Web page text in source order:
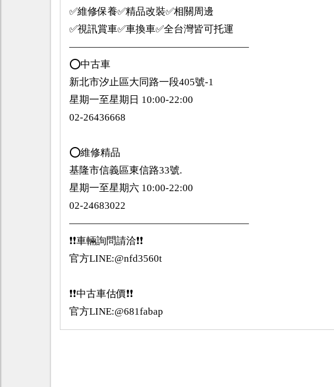
✅維修保養✅精品改裝✅相關周邊
✅視訊賞車✅車換車✅全台灣皆可托運
——————————————————
⭕️中古車
新北市汐止區大同路一段405號-1
星期一至星期日 10:00-22:00
02-26436668
⭕️維修精品
基隆市信義區東信路33號.
星期一至星期六 10:00-22:00
02-24683022
——————————————————
❗️❗️車輛詢問請洽❗️❗️
官方LINE:@nfd3560t
❗️❗️中古車估價❗️❗️
官方LINE:@681fabap